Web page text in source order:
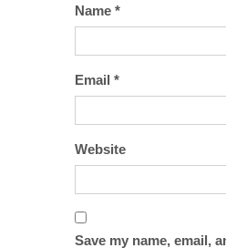
Name *
Email *
Website
Save my name, email,